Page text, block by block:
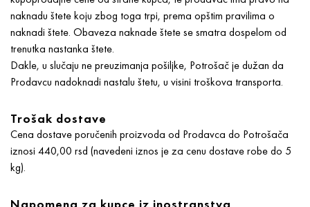
naknadu štete koju zbog toga trpi, prema opštim pravilima o
naknadi štete. Obaveza naknade štete se smatra dospelom od
trenutka nastanka štete.
Dakle, u slučaju ne preuzimanja pošiljke, Potrošač je dužan da
Prodavcu nadoknadi nastalu štetu, u visini troškova transporta.
Trošak dostave
Cena dostave poručenih proizvoda od Prodavca do Potrošača
iznosi 440,00 rsd (navedeni iznos je za cenu dostave robe do 5
kg).